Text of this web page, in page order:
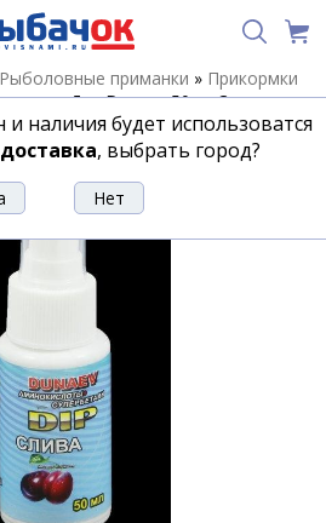
Рыболовные приманки » Прикормки
»Дип Dunaev 50мл Слива
Слива
наличия будет использоватся
, выбрать город?